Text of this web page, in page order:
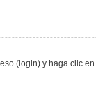
(login) y haga clic en